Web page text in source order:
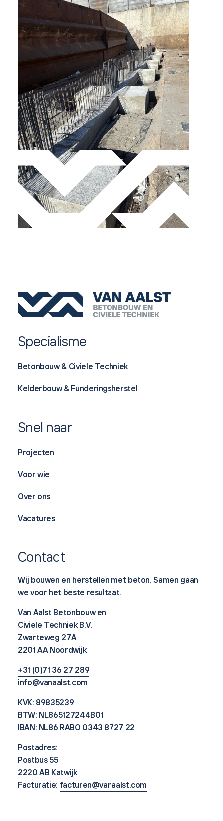
Specialisme
Betonbouw & Civiele Techniek
Kelderbouw & Funderingsherstel
Snel naar
Projecten
Voor wie
Over ons
Vacatures
Contact
Wij bouwen en herstellen met beton. Samen gaan
we voor het beste resultaat.
Van Aalst Betonbouw en
Civiele Techniek B.V.
Zwarteweg 27A
2201 AA Noordwijk
+31 (0)71 36 27 289
info@vanaalst.com
KVK: 89835239
BTW: NL865127244B01
IBAN: NL86 RABO 0343 8727 22
Postadres:
Postbus 55
2220 AB Katwijk
Facturatie: facturen@vanaalst.com